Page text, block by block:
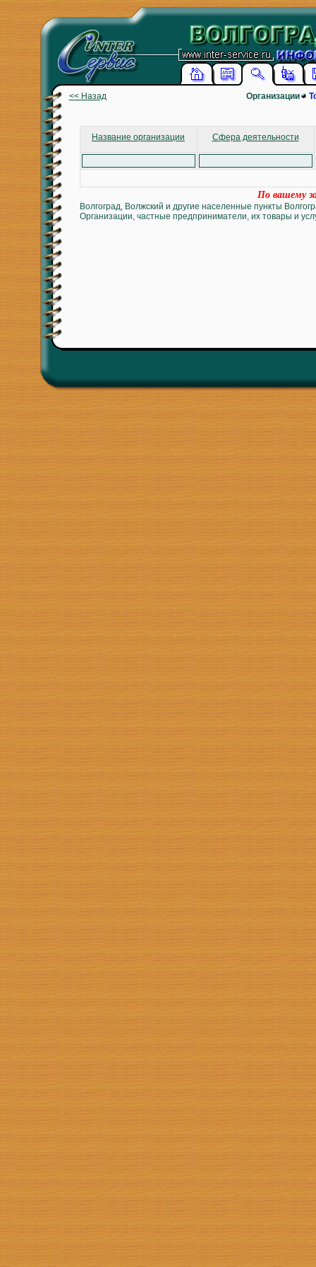
<< Назад Организации
Название организации Сфера деятельности
По вашему
Волгоград, Волжский и другие населенные пункты
Организации, частные предприниматели, их товары и